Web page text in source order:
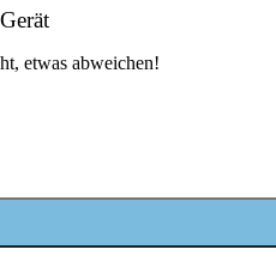
etwas abweichen!